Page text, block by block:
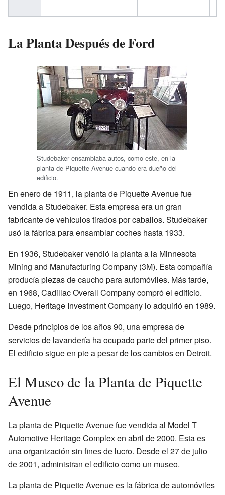
La Planta Después de Ford
Studebaker ensamblaba autos, como este, en la
planta de Piquette Avenue cuando era dueño del
edificio.
En enero de 1911, la planta de Piquette Avenue fue
vendida a Studebaker. Esta empresa era un gran
fabricante de vehículos tirados por caballos. Studebaker
usó la fábrica para ensamblar coches hasta 1933.
En 1936, Studebaker vendió la planta a la Minnesota
Mining and Manufacturing Company (3M). Esta compañía
producía piezas de caucho para automóviles. Más tarde,
en 1968, Cadillac Overall Company compró el edificio.
Luego, Heritage Investment Company lo adquirió en 1989.
Desde principios de los años 90, una empresa de
servicios de lavandería ha ocupado parte del primer piso.
El edificio sigue en pie a pesar de los cambios en Detroit.
El Museo de la Planta de Piquette
Avenue
La planta de Piquette Avenue fue vendida al Model T
Automotive Heritage Complex en abril de 2000. Esta es
una organización sin fines de lucro. Desde el 27 de julio
de 2001, administran el edificio como un museo.
La planta de Piquette Avenue es la fábrica de automóviles